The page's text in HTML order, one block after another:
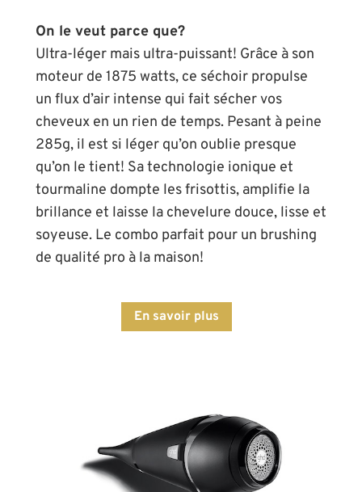
En savoir plus
On le veut parce que?
Ultra-léger mais ultra-puissant! Grâce à son
moteur de 1875 watts, ce séchoir propulse
un flux d’air intense qui fait sécher vos
cheveux en un rien de temps. Pesant à peine
285g, il est si léger qu’on oublie presque
qu’on le tient! Sa technologie ionique et
tourmaline dompte les frisottis, amplifie la
brillance et laisse la chevelure douce, lisse et
soyeuse. Le combo parfait pour un brushing
de qualité pro à la maison!